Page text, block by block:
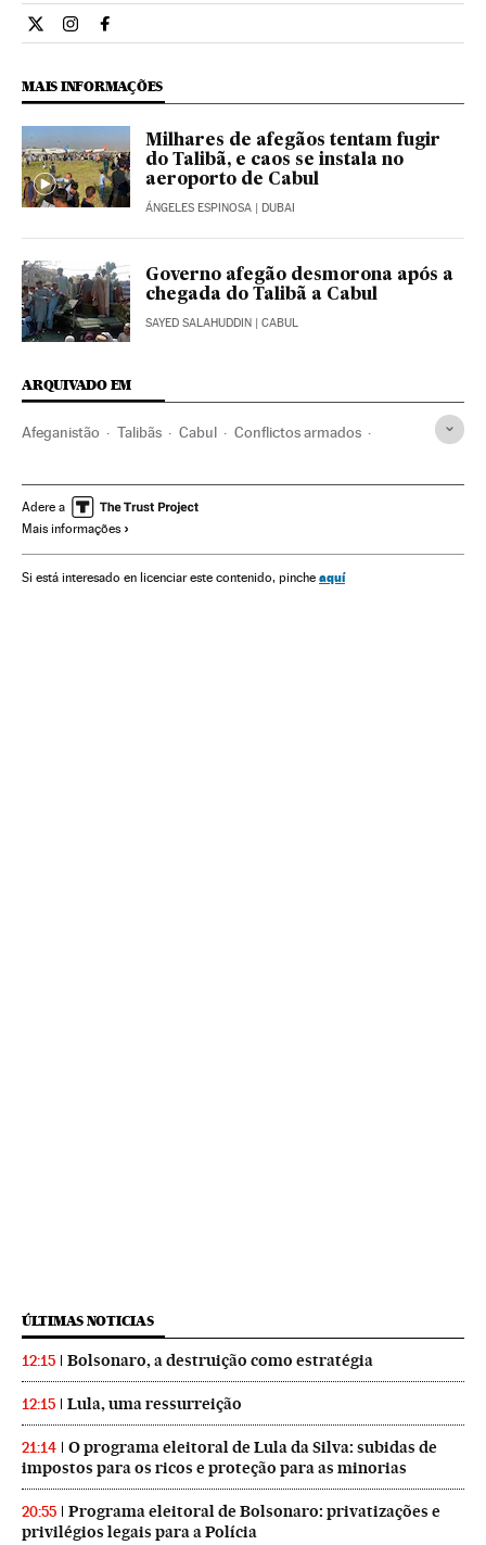
Internacional El País Brasil en Twitter
Internacional El País Brasil en Instagram
Internacional El País Brasil en Facebook
MAIS INFORMAÇÕES
Milhares de afegãos tentam fugir
do Talibã, e caos se instala no
aeroporto de Cabul
ÁNGELES ESPINOSA | DUBAI
Governo afegão desmorona após a
chegada do Talibã a Cabul
SAYED SALAHUDDIN | CABUL
ARQUIVADO EM
Afeganistão Talibãs Cabul Conflictos armados
Direitos mulher
Adere a
Mais informações
Si está interesado en licenciar este contenido, pinche aquí
ÚLTIMAS NOTICIAS
12:15 Bolsonaro, a destruição como estratégia
12:15 Lula, uma ressurreição
21:14
O programa eleitoral de Lula da Silva: subidas de
impostos para os ricos e proteção para as minorias
20:55
Programa eleitoral de Bolsonaro: privatizações e
privilégios legais para a Polícia